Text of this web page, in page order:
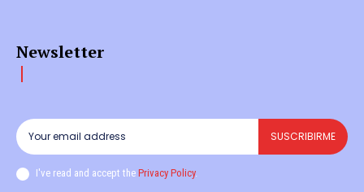
Newsletter
SUSCRIBIRME
I've read and accept the Privacy Policy.